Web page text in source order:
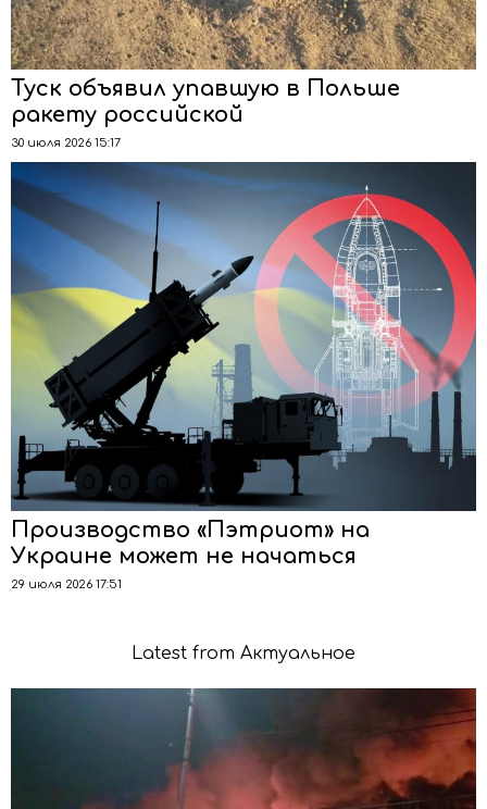
Туск объявил упавшую в Польше
ракету российской
30 июля 2026 15:17
Производство «Пэтриот» на
Украине может не начаться
29 июля 2026 17:51
Latest from Актуальное